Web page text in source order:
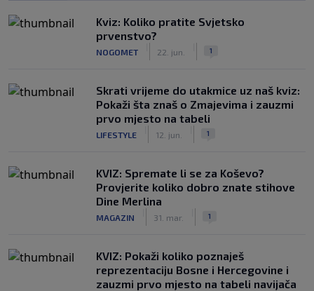
Kviz: Koliko pratite Svjetsko
prvenstvo?
NOGOMET 22. jun. 1
Skrati vrijeme do utakmice uz naš kviz:
Pokaži šta znaš o Zmajevima i zauzmi
prvo mjesto na tabeli
LIFESTYLE 12. jun. 1
KVIZ: Spremate li se za Koševo?
Provjerite koliko dobro znate stihove
Dine Merlina
MAGAZIN 31. mar. 1
KVIZ: Pokaži koliko poznaješ
reprezentaciju Bosne i Hercegovine i
zauzmi prvo mjesto na tabeli navijača